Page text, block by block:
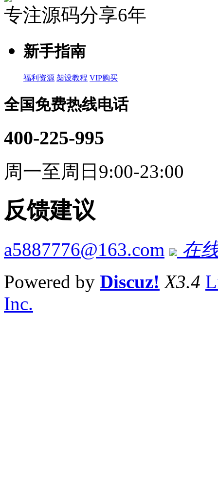
专注源码分享6年
新手指南
福利资源 架设教程 VIP购买
全国免费热线电话
400-225-995
周一至周日9:00-23:00
反馈建议
a5887776@163.com
在
Powered by Discuz! X3.4
Inc.